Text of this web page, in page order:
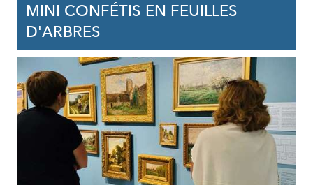
MINI CONFÉTIS EN FEUILLES
D'ARBRES